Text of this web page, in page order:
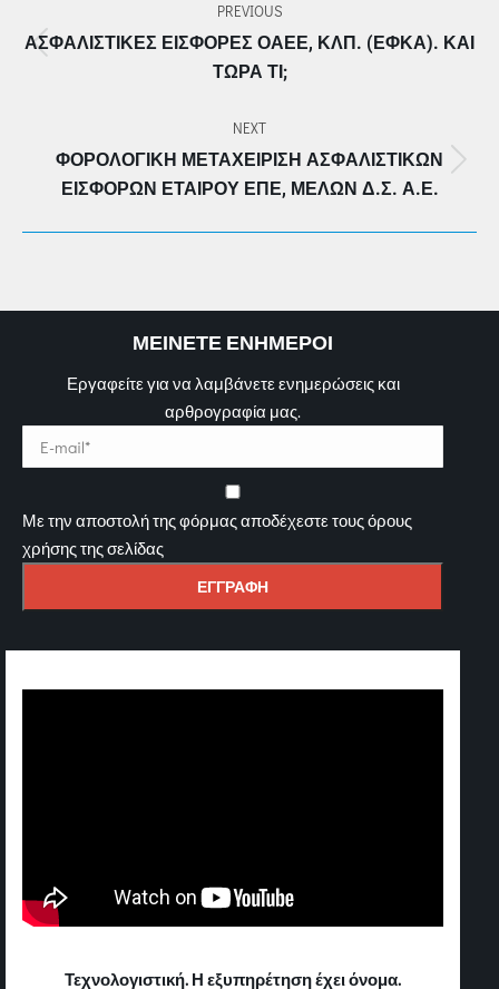
PREVIOUS
Previous
post:
ΑΣΦΑΛΙΣΤΙΚΈΣ ΕΙΣΦΟΡΈΣ ΟΑΕΕ, ΚΛΠ. (ΕΦΚΑ). ΚΑΙ
ΤΏΡΑ ΤΙ;
NEXT
Next
post:
ΦΟΡΟΛΟΓΙΚΉ ΜΕΤΑΧΕΊΡΙΣΗ ΑΣΦΑΛΙΣΤΙΚΏΝ
ΕΙΣΦΟΡΏΝ ΕΤΑΊΡΟΥ ΕΠΕ, ΜΕΛΏΝ Δ.Σ. Α.Ε.
ΜΕΙΝΕΤΕ ΕΝΗΜΕΡΟΙ
Εργαφείτε για να λαμβάνετε ενημερώσεις και
αρθρογραφία μας.
Με την αποστολή της φόρμας αποδέχεστε τους όρους
χρήσης της σελίδας
Τεχνολογιστική. Η εξυπηρέτηση έχει όνομα.